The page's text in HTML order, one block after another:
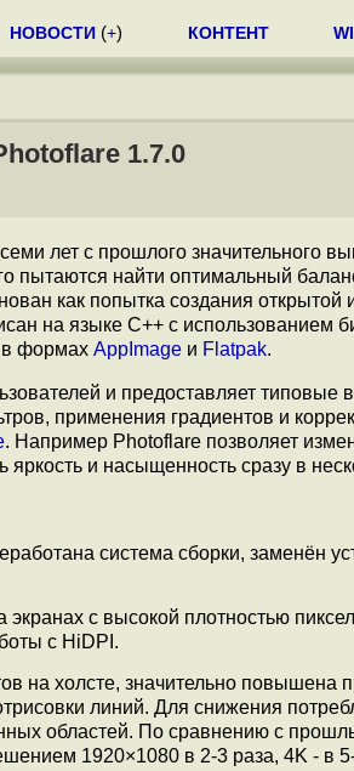
НОВОСТИ (+) КОНТЕНТ
1.7.0
лет с прошлого значительного
пытаются найти оптимальный
как попытка создания
на языке С++ с использованием
в формах AppImage и Flatpak.
и предоставляет типовые
применения градиентов и
. Например Photoflare позволяет
и насыщенность сразу в
система сборки, заменён
с высокой плотностью
с HiDPI.
на холсте, значительно повышена
линий. Для снижения
областей. По сравнению с
1920×1080 в 2-3 раза, 4K - в